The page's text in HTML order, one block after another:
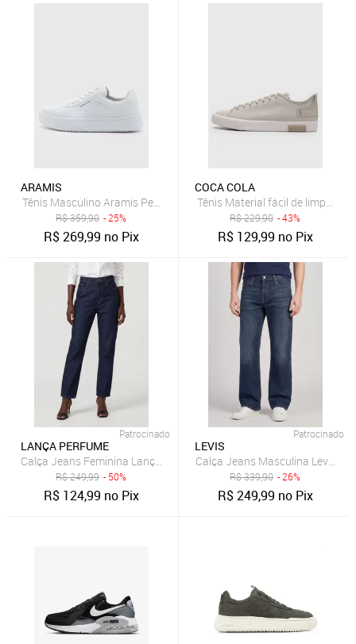
ARAMIS
Tênis Masculino Aramis Peak Road Branco
R$359,90 - 25%
R$269,99 no Pix
COCA COLA
Tênis Material fácil de limpar
R$229,90 - 43%
R$ 129,99 no Pix
Patrocinado
LANÇA PERFUME
Calça Jeans Feminina Lança Perfume Mom Luna Azul
R$249,99 - 50%
R$ 124,99 no Pix
Patrocinado
LEVIS
Calça Jeans Masculina Levis
R$339,90 - 26%
R$249,99 no Pix